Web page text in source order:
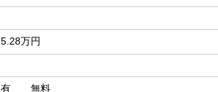
5.28万円
有 無料